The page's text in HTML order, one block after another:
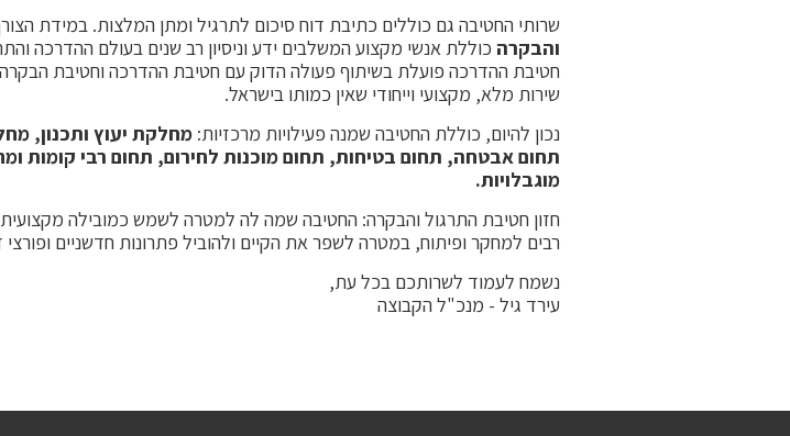
שרותי החטיבה גם כוללים כתיבת דוח סיכום לתרגיל ומתן המלצות. במידת
והבקרה כוללת אנשי מקצוע המשלבים ידע וניסיון רב שנים בעולם ההדרכה
חטיבת ההדרכה פועלת בשיתוף פעולה הדוק עם חטיבת ההדרכה וחטיבת
שירות מלא, מקצועי וייחודי שאין כמותו בישראל.
נכון להיום, כוללת החטיבה שמנה פעילויות מרכזיות:מחלקת יעוץ ותכנון,
תחום אבטחה, תחום בטיחות, תחום מוכנות לחירום, תחום רבי קומות
מוגבלויות.
חזון חטיבת התרגול והבקרה: החטיבה שמה לה למטרה לשמש כמובילה
רבים למחקר ופיתוח, במטרה לשפר את הקיים ולהוביל פתרונות חדשניים ופורצי
נשמח לעמוד לשרותכם בכל עת,
עירד גיל - מנכ"ל הקבוצה